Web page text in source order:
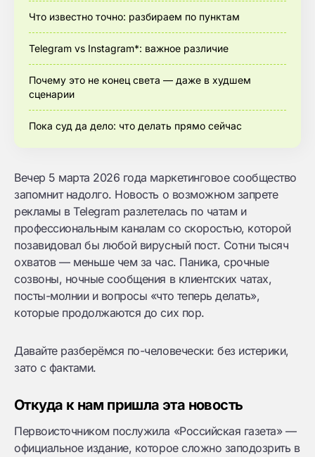
Что известно точно: разбираем по пунктам
Telegram vs Instagram*: важное различие
Почему это не конец света — даже в худшем
сценарии
Пока суд да дело: что делать прямо сейчас
Вечер 5 марта 2026 года маркетинговое сообщество
запомнит надолго. Новость о возможном запрете
рекламы в Telegram разлетелась по чатам и
профессиональным каналам со скоростью, которой
позавидовал бы любой вирусный пост. Сотни тысяч
охватов — меньше чем за час. Паника, срочные
созвоны, ночные сообщения в клиентских чатах,
посты-молнии и вопросы «что теперь делать»,
которые продолжаются до сих пор.
Давайте разберёмся по-человечески: без истерики,
зато с фактами.
Откуда к нам пришла эта новость
Первоисточником послужила «Российская газета» —
официальное издание, которое сложно заподозрить в